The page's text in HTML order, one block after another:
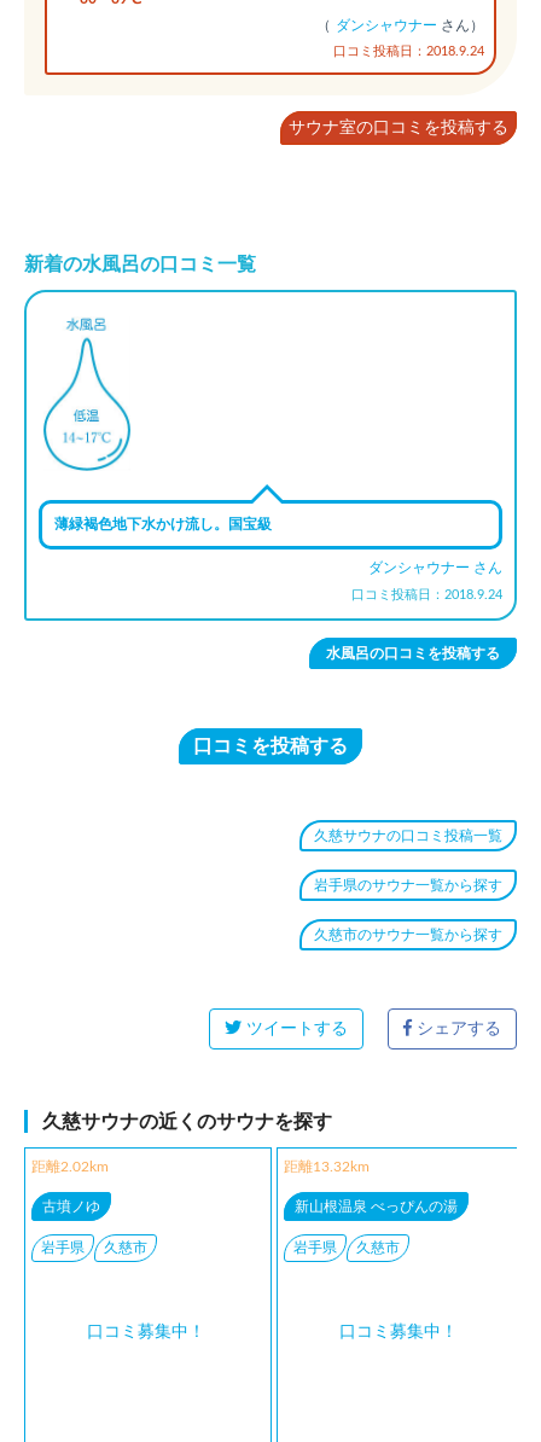
（ ダンシャウナー さん）
口コミ投稿日：2018.9.24
サウナ室の口コミを投稿する
新着の水風呂の口コミ一覧
薄緑褐色地下水かけ流し。国宝級
ダンシャウナー さん
口コミ投稿日：2018.9.24
水風呂の口コミを投稿する
口コミを投稿する
久慈サウナの口コミ投稿一覧
岩手県のサウナ一覧から探す
久慈市のサウナ一覧から探す
ツイートする シェアする
久慈サウナの近くのサウナを探す
距離2.02km
古墳ノゆ
岩手県 久慈市
口コミ募集中！
距離13.32km
新山根温泉 べっぴんの湯
岩手県 久慈市
口コミ募集中！